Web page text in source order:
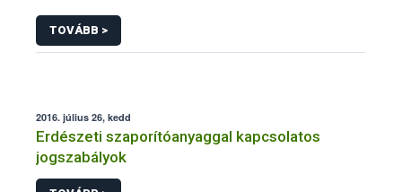
TOVÁBB >
2016. július 26, kedd
Erdészeti szaporítóanyaggal kapcsolatos
jogszabályok